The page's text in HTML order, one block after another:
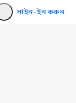
সাইন-ইন করুন